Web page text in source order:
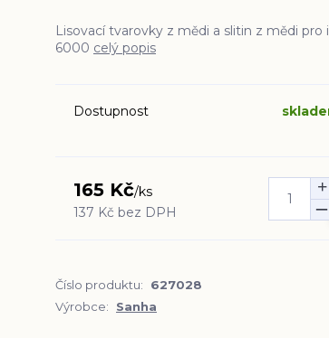
Lisovací tvarovky z mědi a slitin z mědi
6000 celý popis
Dostupnost
165 Kč/ks
137 Kč bez DPH
Číslo produktu: 627028
Výrobce:
Sanha